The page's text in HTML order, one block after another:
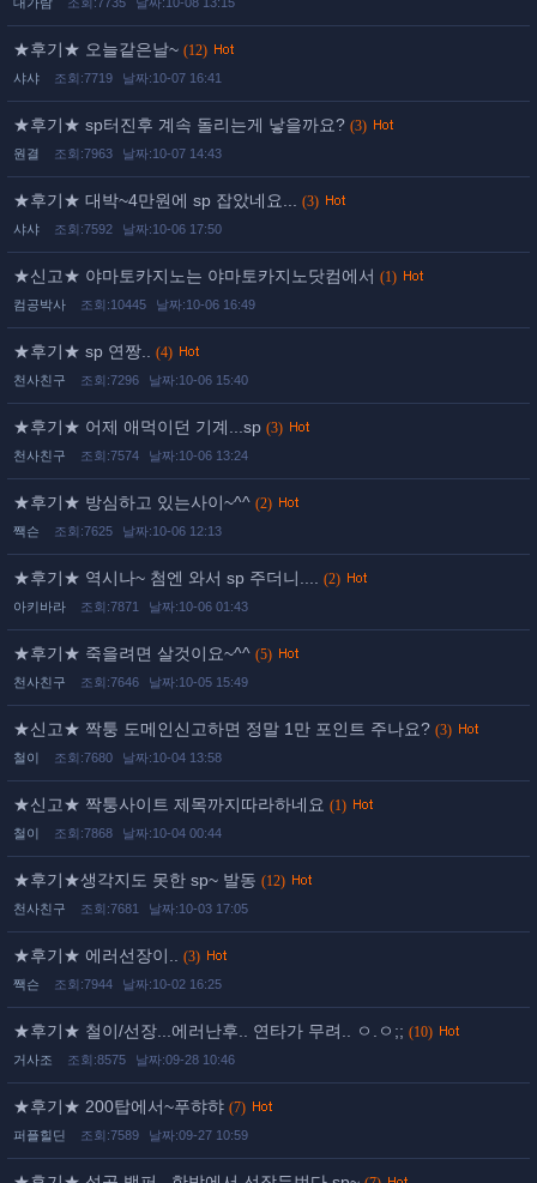
★후기★ 오늘같은날~ (12)
샤샤 조회:7719 날짜:10-07 16:41
★후기★ sp터진후 계속 돌리는게 낳을까요? (3)
원결 조회:7963 날짜:10-07 14:43
★후기★ 대박~4만원에 sp 잡았네요... (3)
샤샤 조회:7592 날짜:10-06 17:50
★신고★ 야마토카지노는 야마토카지노닷컴에서 (1)
컴공박사 조회:10445 날짜:10-06 16:49
★후기★ sp 연짱.. (4)
천사친구 조회:7296 날짜:10-06 15:40
★후기★ 어제 애먹이던 기계...sp (3)
천사친구 조회:7574 날짜:10-06 13:24
★후기★ 방심하고 있는사이~^^ (2)
짹슨 조회:7625 날짜:10-06 12:13
★후기★ 역시나~ 첨엔 와서 sp 주더니.... (2)
아키바라 조회:7871 날짜:10-06 01:43
★후기★ 죽을려면 살것이요~^^ (5)
천사친구 조회:7646 날짜:10-05 15:49
★신고★ 짝퉁 도메인신고하면 정말 1만 포인트 주나요? (3)
철이 조회:7680 날짜:10-04 13:58
★신고★ 짝퉁사이트 제목까지따라하네요 (1)
철이 조회:7868 날짜:10-04 00:44
★후기★생각지도 못한 sp~ 발동 (12)
천사친구 조회:7681 날짜:10-03 17:05
★후기★ 에러선장이.. (3)
짹슨 조회:7944 날짜:10-02 16:25
★후기★ 철이/선장...에러난후.. 연타가 무려.. ㅇ.ㅇ;; (10)
거사조 조회:8575 날짜:09-28 10:46
★후기★ 200탑에서~푸햐햐 (7)
퍼플힐딘 조회:7589 날짜:09-27 10:59